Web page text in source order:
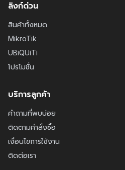
ลิงก์ด่วน
สินค้าทั้งหมด
MikroTik
UBiQUiTi
โปรโมชั่น
บริการลูกค้า
คำถามที่พบบ่อย
ติดตามคำสั่งซื้อ
เงื่อนไขการใช้งาน
ติดต่อเรา